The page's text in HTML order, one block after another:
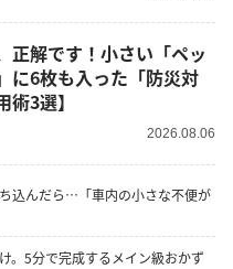
正解です！小さい「ペッ
に6枚も入った「防災対
3選】
2026.08.06
込んだら…「車内の小さな不便が
。5分で完成するメイン級おかず